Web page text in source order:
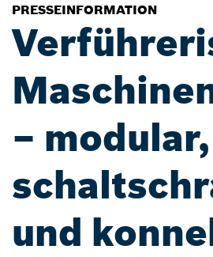
PRESSEINFORMATION
– modular,
und